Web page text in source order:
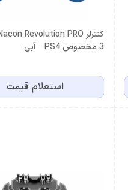
3 مخصوص PS4 – آبی
استعلام قیمت